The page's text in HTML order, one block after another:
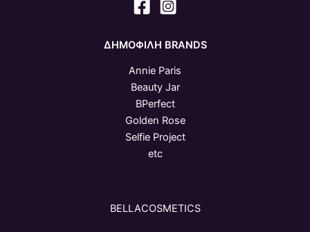
ΔΗΜΟΦΙΛΗ BRANDS
Annie Paris
Beauty Jar
BPerfect
Golden Rose
Selfie Project
etc
BELLACOSMETICS